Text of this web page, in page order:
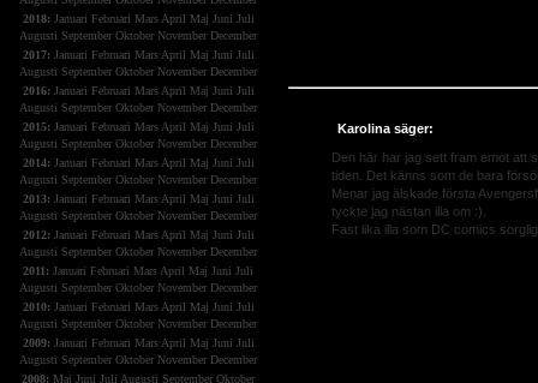
Karolina säger:
Den här har jag sett fram emot att
tiden. Det känns som de bara
Menar jag älskade första
tyckte jag nästan illa om :).
Fast lika illa som DC comics
2018: Januari Februari Mars April Maj Juni Juli
Augusti September Oktober November December
2017: Januari Februari Mars April Maj Juni Juli
Augusti September Oktober November December
2016: Januari Februari Mars April Maj Juni Juli
Augusti September Oktober November December
2015: Januari Februari Mars April Maj Juni Juli
Augusti September Oktober November December
2014: Januari Februari Mars April Maj Juni Juli
Augusti September Oktober November December
2013: Januari Februari Mars April Maj Juni Juli
Augusti September Oktober November December
2012: Januari Februari Mars April Maj Juni Juli
Augusti September Oktober November December
2011: Januari Februari Mars April Maj Juni Juli
Augusti September Oktober November December
2010: Januari Februari Mars April Maj Juni Juli
Augusti September Oktober November December
2009: Januari Februari Mars April Maj Juni Juli
Augusti September Oktober November December
2008: Maj Juni Juli Augusti September Oktober